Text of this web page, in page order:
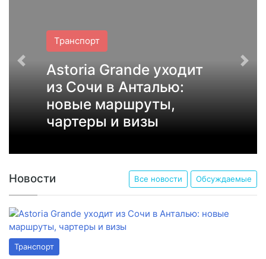
Транспорт
Astoria Grande уходит
из Сочи в Анталью:
новые маршруты,
чартеры и визы
Новости Все новости Обсуждаемые
Транспорт